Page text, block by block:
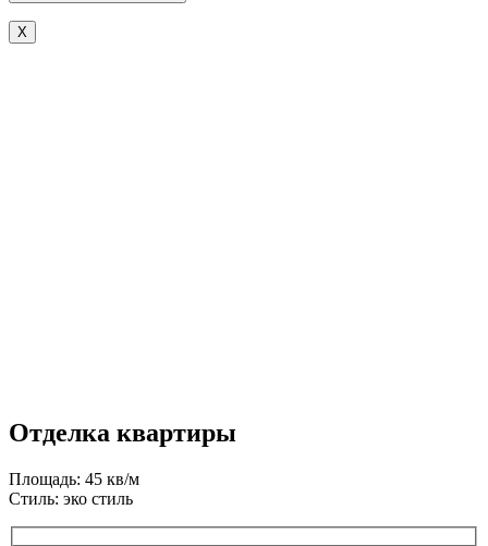
X
Отделка квартиры
Площадь: 45 кв/м
Стиль: эко стиль